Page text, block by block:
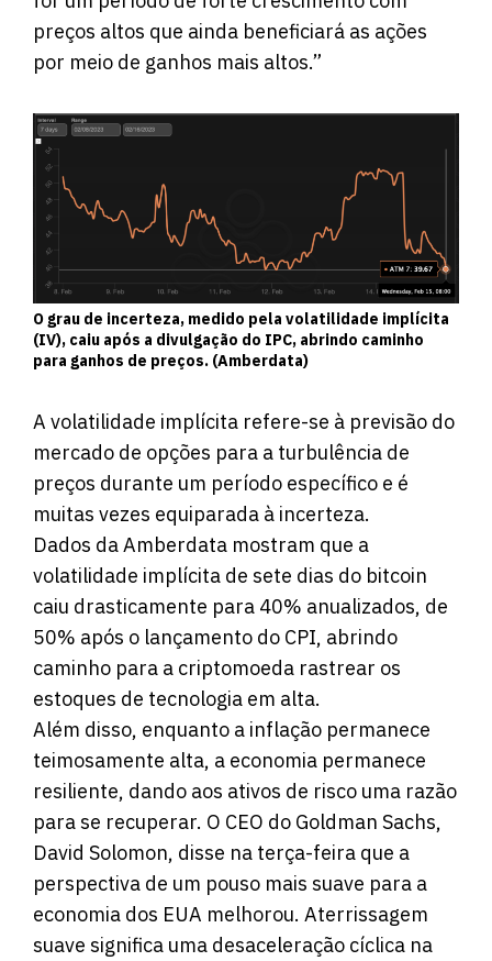
preços altos que ainda beneficiará as ações
por meio de ganhos mais altos.”
O grau de incerteza, medido pela volatilidade implícita
(IV), caiu após a divulgação do IPC, abrindo caminho
para ganhos de preços. (Amberdata)
A volatilidade implícita refere-se à previsão do
mercado de opções para a turbulência de
preços durante um período específico e é
muitas vezes equiparada à incerteza.
Dados da Amberdata mostram que a
volatilidade implícita de sete dias do bitcoin
caiu drasticamente para 40% anualizados, de
50% após o lançamento do CPI, abrindo
caminho para a criptomoeda rastrear os
estoques de tecnologia em alta.
Além disso, enquanto a inflação permanece
teimosamente alta, a economia permanece
resiliente, dando aos ativos de risco uma razão
para se recuperar. O CEO do Goldman Sachs,
David Solomon, disse na terça-feira que a
perspectiva de um pouso mais suave para a
economia dos EUA melhorou. Aterrissagem
suave significa uma desaceleração cíclica na